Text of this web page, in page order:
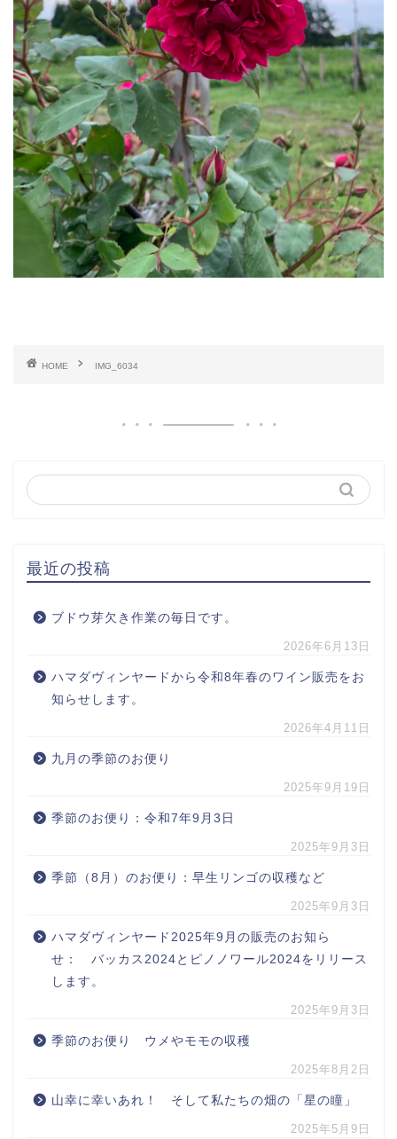
HOME IMG_6034
最近の投稿
ブドウ芽欠き作業の毎日です。
2026年6月13日
ハマダヴィンヤードから令和8年春のワイン販売をお
知らせします。
2026年4月11日
九月の季節のお便り
2025年9月19日
季節のお便り：令和7年9月3日
2025年9月3日
季節（8月）のお便り：早生リンゴの収穫など
2025年9月3日
ハマダヴィンヤード2025年9月の販売のお知ら
せ： バッカス2024とピノノワール2024をリリース
します。
2025年9月3日
季節のお便り ウメやモモの収穫
2025年8月2日
山幸に幸いあれ！ そして私たちの畑の「星の瞳」
2025年5月9日